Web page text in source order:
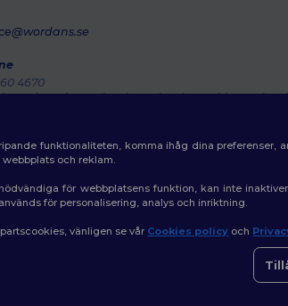
4670
- Thursday : 10h-13h & 14h-17h30 Friday : 10h-
funktionaliteten, komma ihåg dina preferenser,
och reklam.
för webbplatsens funktion, kan inte
för personalisering, analys och inriktning.
vänligen se vår Cookies policy och
👋
Om